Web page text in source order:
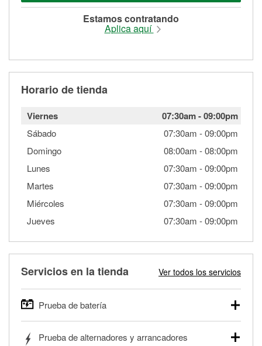
Estamos contratando
Aplica aquí
Horario de tienda
Viernes 07:30am-09:00pm
Sábado 07:30am -09:00pm
Domingo
08:00am -08:00pm
Lunes
07:30am -09:00pm
Martes
07:30am -09:00pm
Miércoles
07:30am -09:00pm
Jueves
07:30am -09:00pm
Servicios en la tienda Ver todos los servicios
Prueba de batería
autos, camionetas, SUVs, vehículos comerciales y
Prueba de alternadores y arrancadores